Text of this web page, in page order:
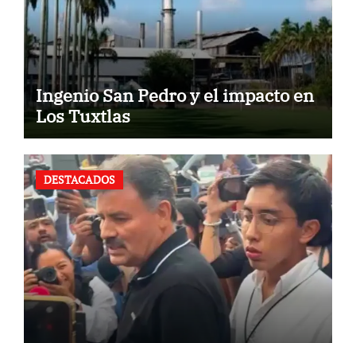
Ingenio San Pedro y el impacto en
Los Tuxtlas
DESTACADOS